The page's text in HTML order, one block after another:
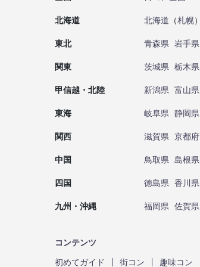
北海道 北海道 （札幌）
東北 青森県 岩手県
関東 茨城県 栃木県
甲信越・北陸 新潟県 富山県
東海 岐阜県 静岡県
関西 滋賀県 京都府
中国 鳥取県 島根県
四国 徳島県 香川県
九州・沖縄 福岡県 佐賀県
コンテンツ
初めてガイド
街コン 趣味コン